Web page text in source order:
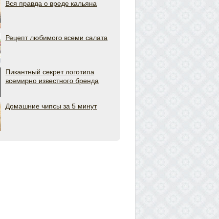
Вся правда о вреде кальяна
Рецепт любимого всеми салата
Пикантный секрет логотипа
всемирно известного бренда
Домашние чипсы за 5 минут